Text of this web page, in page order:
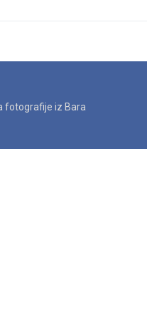
fotografije iz Bara